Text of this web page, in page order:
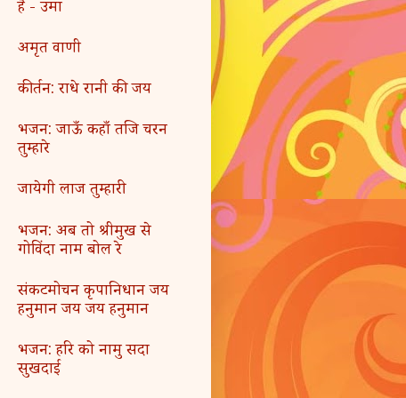
है - उमा
अमृत वाणी
कीर्तन: राधे रानी की जय
भजन: जाऊँ कहाँ तजि चरन
तुम्हारे
जायेगी लाज तुम्हारी
भजन: अब तो श्रीमुख से
गोविंदा नाम बोल रे
संकटमोचन कृपानिधान जय
हनुमान जय जय हनुमान
भजन: हरि को नामु सदा
सुखदाई